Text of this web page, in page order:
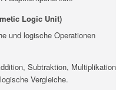
Logic Unit)
und logische Operationen
Subtraktion, Multiplikation
Vergleiche.